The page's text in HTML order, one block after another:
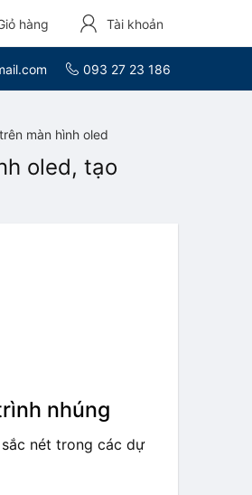
hàng Tài khoản
093 27 23 186
màn hình oled
oled, tạo
nhúng
nét trong các dự